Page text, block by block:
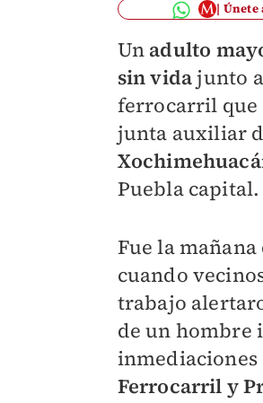
Únete
Un adulto
sin vidajunto
ferrocarril que
junta auxiliar
Puebla capital.
Fue la mañana
cuando
trabajo
de un hombre
inmediaciones
Ferrocarril y